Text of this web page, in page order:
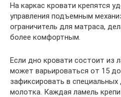
На каркас кровати крепятся
управления подъемным
ограничитель для матраса,
более комфортным.
Если дно кровати состоит из
может варьироваться от 15
зафиксировать в
молотка. Каждая ламель